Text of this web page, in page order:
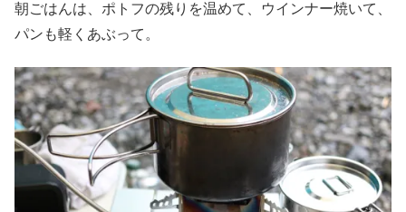
朝ごはんは、ポトフの残りを温めて、ウインナー焼いて、
パンも軽くあぶって。